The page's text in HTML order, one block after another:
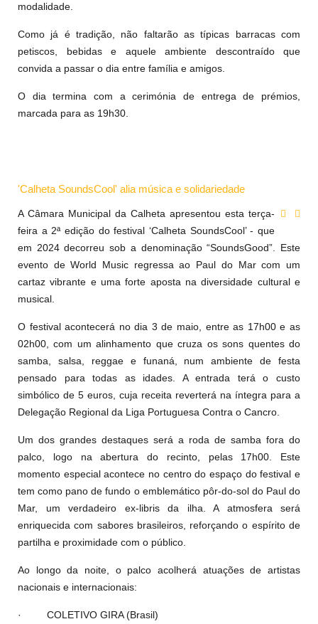
modalidade.
Como já é tradição, não faltarão as típicas barracas com
petiscos, bebidas e aquele ambiente descontraído que
convida a passar o dia entre família e amigos.
O dia termina com a cerimónia de entrega de prémios,
marcada para as 19h30.
'Calheta SoundsCool' alia música e solidariedade
A Câmara Municipal da Calheta apresentou esta terça-
feira a 2ª edição do festival ‘Calheta SoundsCool’ - que
em 2024 decorreu sob a denominação “SoundsGood”. Este
evento de World Music regressa ao Paul do Mar com um
cartaz vibrante e uma forte aposta na diversidade cultural e
musical.
O festival acontecerá no dia 3 de maio, entre as 17h00 e as
02h00, com um alinhamento que cruza os sons quentes do
samba, salsa, reggae e funaná, num ambiente de festa
pensado para todas as idades. A entrada terá o custo
simbólico de 5 euros, cuja receita reverterá na íntegra para a
Delegação Regional da Liga Portuguesa Contra o Cancro.
Um dos grandes destaques será a roda de samba fora do
palco, logo na abertura do recinto, pelas 17h00. Este
momento especial acontece no centro do espaço do festival e
tem como pano de fundo o emblemático pôr-do-sol do Paul do
Mar, um verdadeiro ex-libris da ilha. A atmosfera será
enriquecida com sabores brasileiros, reforçando o espírito de
partilha e proximidade com o público.
Ao longo da noite, o palco acolherá atuações de artistas
nacionais e internacionais:
· COLETIVO GIRA (Brasil)